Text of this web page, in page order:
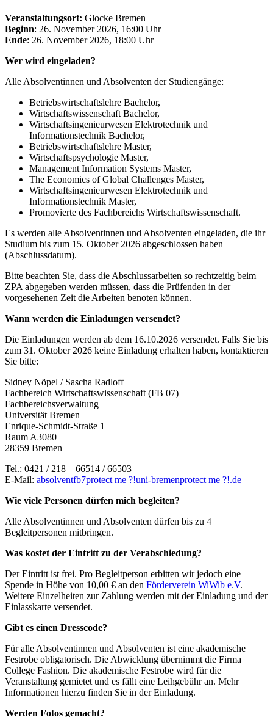
Veranstaltungsort: Glocke Bremen
Beginn: 26. November 2026, 16:00 Uhr
Ende: 26. November 2026, 18:00 Uhr
Wer wird eingeladen?
Alle Absolventinnen und Absolventen der Studiengänge:
Betriebswirtschaftslehre Bachelor,
Wirtschaftswissenschaft Bachelor,
Wirtschaftsingenieurwesen Elektrotechnik und
Informationstechnik Bachelor,
Betriebswirtschaftslehre Master,
Wirtschaftspsychologie Master,
Management Information Systems Master,
The Economics of Global Challenges Master,
Wirtschaftsingenieurwesen Elektrotechnik und
Informationstechnik Master,
Promovierte des Fachbereichs Wirtschaftswissenschaft.
Es werden alle Absolventinnen und Absolventen eingeladen, die ihr
Studium bis zum 15. Oktober 2026 abgeschlossen haben
(Abschlussdatum).
Bitte beachten Sie, dass die Abschlussarbeiten so rechtzeitig beim
ZPA abgegeben werden müssen, dass die Prüfenden in der
vorgesehenen Zeit die Arbeiten benoten können.
Wann werden die Einladungen versendet?
Die Einladungen werden ab dem 16.10.2026 versendet. Falls Sie bis
zum 31. Oktober 2026 keine Einladung erhalten haben, kontaktieren
Sie bitte:
Sidney Nöpel / Sascha Radloff
Fachbereich Wirtschaftswissenschaft (FB 07)
Fachbereichsverwaltung
Universität Bremen
Enrique-Schmidt-Straße 1
Raum A3080
28359 Bremen
Tel.: 0421 / 218 – 66514 / 66503
E-Mail: absolventfb7protect me ?!uni-bremenprotect me ?!.de
Wie viele Personen dürfen mich begleiten?
Alle Absolventinnen und Absolventen dürfen bis zu 4
Begleitpersonen mitbringen.
Was kostet der Eintritt zu der Verabschiedung?
Der Eintritt ist frei. Pro Begleitperson erbitten wir jedoch eine
Spende in Höhe von 10,00 € an den Förderverein WiWib e.V.
Weitere Einzelheiten zur Zahlung werden mit der Einladung und der
Einlasskarte versendet.
Gibt es einen Dresscode?
Für alle Absolventinnen und Absolventen ist eine akademische
Festrobe obligatorisch. Die Abwicklung übernimmt die Firma
College Fashion. Die akademische Festrobe wird für die
Veranstaltung gemietet und es fällt eine Leihgebühr an. Mehr
Informationen hierzu finden Sie in der Einladung.
Werden Fotos gemacht?